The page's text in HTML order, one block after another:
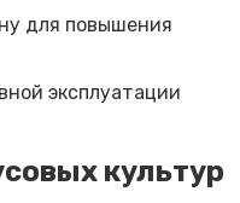
для повышения
эксплуатации
культур